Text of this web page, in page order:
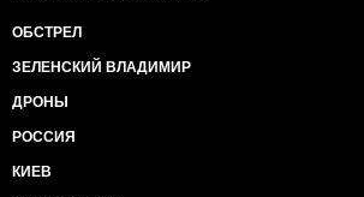
ОБСТРЕЛ
ЗЕЛЕНСКИЙ ВЛАДИМИР
ДРОНЫ
РОССИЯ
КИЕВ